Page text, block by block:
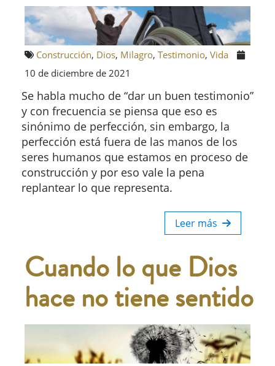
Construcción, Dios, Milagro, Testimonio, Vida
10 de diciembre de 2021
Se habla mucho de “dar un buen testimonio”
y con frecuencia se piensa que eso es
sinónimo de perfección, sin embargo, la
perfección está fuera de las manos de los
seres humanos que estamos en proceso de
construcción y por eso vale la pena
replantear lo que representa.
Leer más
Cuando lo que Dios
hace no tiene sentido